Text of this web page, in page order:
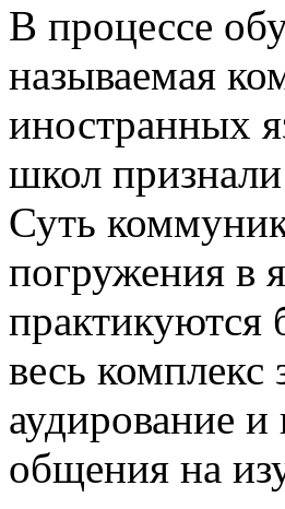
В процессе
называемая
иностранных
школ
Суть
погружения в
практикуются
весь комплекс
аудирование
общения на